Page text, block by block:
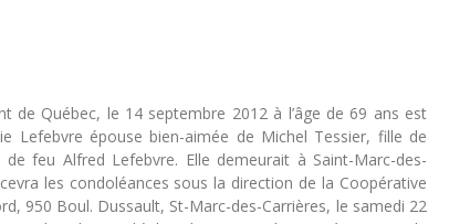
de Québec, le 14 septembre 2012 à l’âge de 69 ans est
Lefebvre épouse bien-aimée de Michel Tessier, fille de
feu Alfred Lefebvre. Elle demeurait à Saint-Marc-des-
les condoléances sous la direction de la Coopérative
950 Boul. Dussault, St-Marc-des-Carrières, le samedi 22